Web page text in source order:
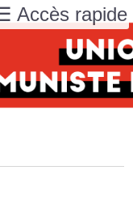
Accès rapide